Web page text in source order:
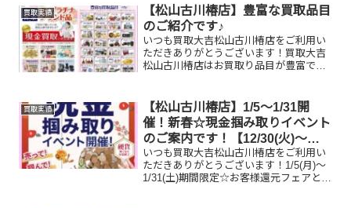
ラ 御即位記念10万円金
貨 切手シート...
買取実績
【松山古川椿店】豊富な買取品目
のご紹介です♪
いつも買取大吉松山古川椿店をご利用い
ただきありがとうございます！買取大吉
松山古川椿店はお買取り品目が豊富で
たものや、片手でお持ちいただけるもの
ならお買取りできるお品が...
買取実績
【松山古川椿店】1/5～1/31開
催！新春☆現金掴み取りイベント
のご案内です！【12/30(火)～
1/4(日)休業です】
いつも買取大吉松山古川椿店をご利用い
ただきありがとうございます！1/5(月)～
1/31(土)期間限定☆お客様還元フェアとし